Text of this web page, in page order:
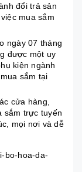
đổi trả sản
mua sắm
ngày 07 tháng
được một uy
kiện ngành
sắm tại
cửa hàng,
sắm trực tuyến
mọi nơi và dễ
bo-hoa-da-